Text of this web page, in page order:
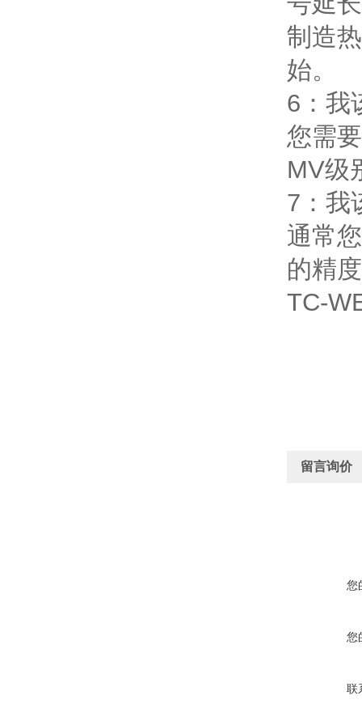
制造
始。
6：我
您需
MV级
7：我
通常
的精
TC-
留言询价
您
您
联